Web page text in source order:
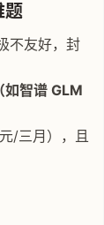
题
不友好，封
如智谱 GLM
/三月），且